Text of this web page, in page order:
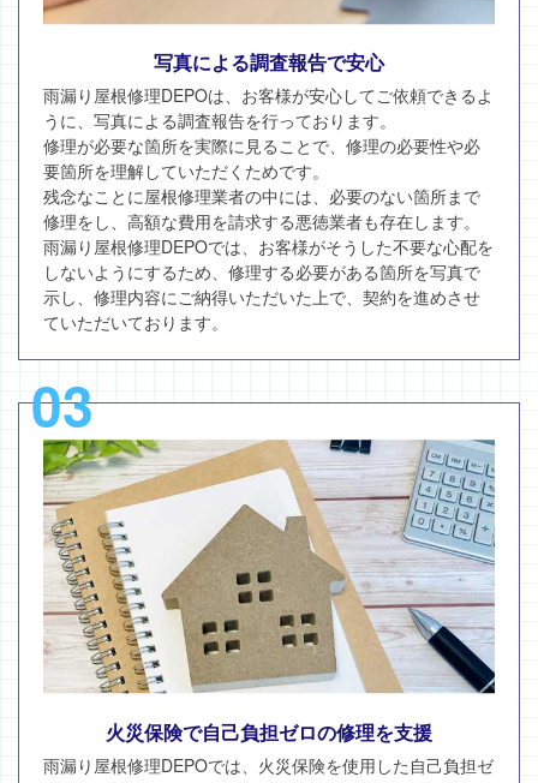
写真による調査報告で安心
雨漏り屋根修理DEPOは、お客様が安心してご依頼できるよ
うに、写真による調査報告を行っております。
修理が必要な箇所を実際に見ることで、修理の必要性や必
要箇所を理解していただくためです。
残念なことに屋根修理業者の中には、必要のない箇所まで
修理をし、高額な費用を請求する悪徳業者も存在します。
雨漏り屋根修理DEPOでは、お客様がそうした不要な心配を
しないようにするため、修理する必要がある箇所を写真で
示し、修理内容にご納得いただいた上で、契約を進めさせ
ていただいております。
03
火災保険で自己負担ゼロの修理を支援
雨漏り屋根修理DEPOでは、火災保険を使用した自己負担ゼ